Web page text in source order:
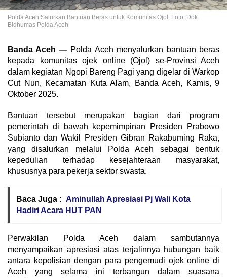
Polda Aceh Salurkan Bantuan Beras untuk Komunitas Ojol. Foto: Dok.
Bidhumas Polda Aceh
Banda Aceh —Polda Aceh menyalurkan bantuan beras
kepada komunitas ojek online (Ojol) se-Provinsi Aceh
dalam kegiatan Ngopi Bareng Pagi yang digelar di Warkop
Cut Nun, Kecamatan Kuta Alam, Banda Aceh, Kamis, 9
Oktober 2025.
Bantuan tersebut merupakan bagian dari program
pemerintah di bawah kepemimpinan Presiden Prabowo
Subianto dan Wakil Presiden Gibran Rakabuming Raka,
yang disalurkan melalui Polda Aceh sebagai bentuk
kepedulian terhadap kesejahteraan masyarakat,
khususnya para pekerja sektor swasta.
Baca Juga : Aminullah Apresiasi Pj Wali Kota
Hadiri Acara HUT PAN
Perwakilan Polda Aceh dalam sambutannya
menyampaikan apresiasi atas terjalinnya hubungan baik
antara kepolisian dengan para pengemudi ojek online di
Aceh yang selama ini terbangun dalam suasana